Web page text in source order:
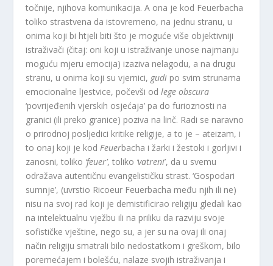
točnije, njihova komunikacija. A ona je kod Feuerbacha
toliko strastvena da istovremeno, na jednu stranu, u
onima koji bi htjeli biti što je moguće više objektivniji
istraživači (čitaj: oni koji u istraživanje unose najmanju
moguću mjeru emocija) izaziva nelagodu, a na drugu
stranu, u onima koji su vjernici, gudi po svim strunama
emocionalne ljestvice, počevši odlege obscura
‘povrijeđenih vjerskih osjećaja’ pa do furioznosti na
granici (ili preko granice) poziva na linč. Radi se naravno
o prirodnoj posljedici kritike religije, a to je – ateizam, i
to onaj koji je kodFeuerbacha i žarki i žestoki i gorljivi i
zanosni, toliko ‘feuer’, toliko ‘vatreni’, da u svemu
odražava autentičnu evangelističku strast. ‘Gospodari
sumnje’, (uvrstio Ricoeur Feuerbacha među njih ili ne)
nisu na svoj rad koji je demistificirao religiju gledali kao
na intelektualnu vježbu ili na priliku da razviju svoje
sofističke vještine, nego su, a jer su na ovaj ili onaj
način religiju smatrali bilo nedostatkom i greškom, bilo
poremećajem i bolešću, nalaze svojih istraživanja i